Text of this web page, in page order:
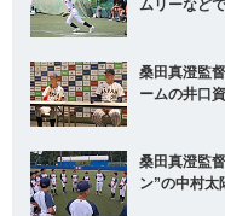
ムリーなど
桑田真澄監
ームの井口
桑田真澄監
ン”の中村太